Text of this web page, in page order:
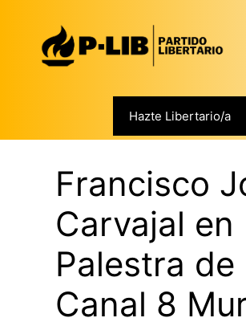
contenido
Hazte Libertario/a
Francisco
Carvajal en
Palestra de
Canal 8